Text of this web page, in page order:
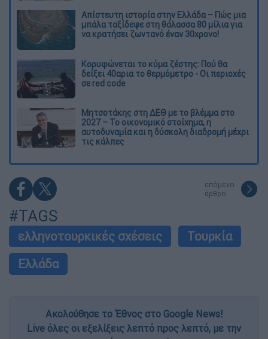
Απίστευτη ιστορία στην Ελλάδα – Πώς μια
μπάλα ταξίδεψε στη θάλασσα 80 μίλια για
να κρατήσει ζωντανό έναν 30χρονο!
Κορυφώνεται το κύμα ζέστης: Πού θα
δείξει 40αρια το θερμόμετρο - Οι περιοχές
σε red code
Μητσοτάκης στη ΔΕΘ με το βλέμμα στο
2027 – Το οικονομικό στοίχημα, η
αυτοδυναμία και η δύσκολη διαδρομή μέχρι
τις κάλπες
επόμενο
άρθρο
#TAGS
ελληνοτουρκικές σχέσεις
Τουρκία
Ελλάδα
Ακολούθησε το Έθνος στο Google News!
Live όλες οι εξελίξεις λεπτό προς λεπτό, με την